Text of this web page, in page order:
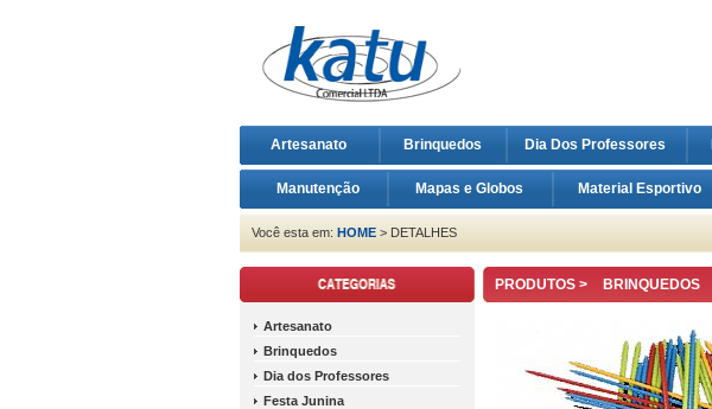
Artesanato Brinquedos Dia Dos Professores
Manutenção Mapas e Globos Material Esportivo
Você esta em: HOME > DETALHES
Artesanato
Brinquedos
Dia dos Professores
Festa Junina
PRODUTOS > BRINQUEDOS